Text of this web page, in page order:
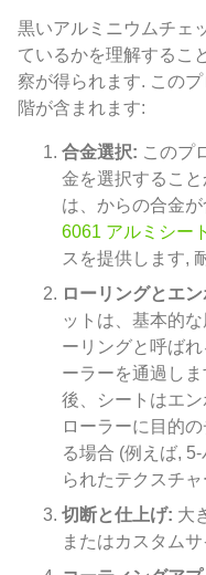
黒いアルミニウムチェ
ているかを理解するこ
察が得られます. この
階が含まれます:
合金選択: このプ
金を選択するこ
は、からの合金
6061 アルミシート
スを提供します,
ローリングとエ
ットは、基本的
ーリングと呼ば
ーラーを通過し
後、シートはエ
ローラーに目的
る場合 (例えば,
られたテクスチ
切断と仕上げ: 大
またはカスタム